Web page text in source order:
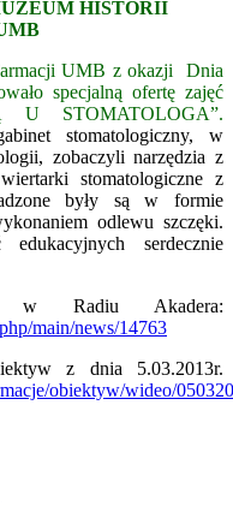
HISTORII
UMB z okazji Dnia
specjalną ofertę zajęć
U STOMATOLOGA”.
stomatologiczny, w
zobaczyli narzędzia z
stomatologiczne z
były są w formie
odlewu szczęki.
serdecznie
Radiu Akadera:
main/news/14763
z dnia 5.03.2013r.
obiektyw/wideo/